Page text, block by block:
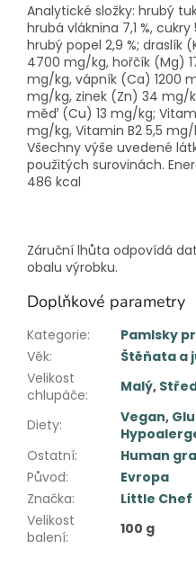
Analytické složky: hrubý
hrubá vláknina 7,1 %,
hrubý popel 2,9 %; draslík
4700 mg/kg, hořčík (Mg)
mg/kg, vápník (Ca) 1200
mg/kg, zinek (Zn) 34 mg/
měď (Cu) 13 mg/kg;
mg/kg, Vitamin B2 5,5
Všechny výše uvedené
použitých surovinách.
486 kcal
Záruční lhůta odpovídá
obalu výrobku.
Doplňkové parametry
Kategorie:
Pamlsky
Věk:
Štěňata a
Velikost
chlupáče: Malý,
Diety: Vegan,
Ostatní:
Human
Původ:
Evropa
Značka:
Little Chef
Velikost
balení: 100 g